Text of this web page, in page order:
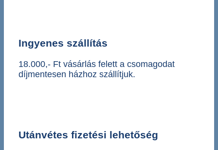
Ingyenes szállítás
18.000,- Ft vásárlás felett a csomagodat
díjmentesen házhoz szállítjuk.
Utánvétes fizetési lehetőség